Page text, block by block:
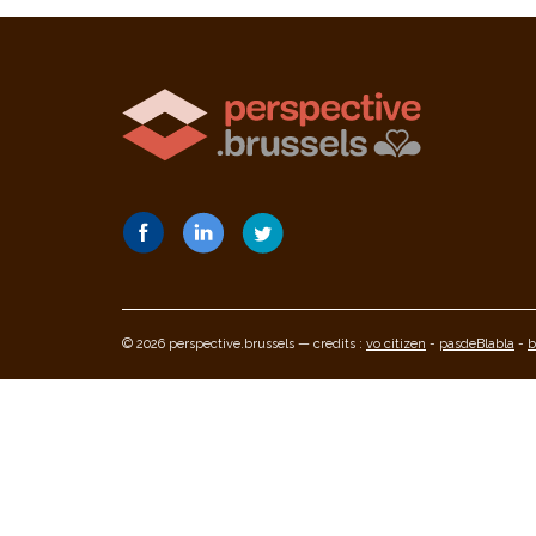
© 2026 perspective.brussels — credits : vo citizen - pasdeBlabla -